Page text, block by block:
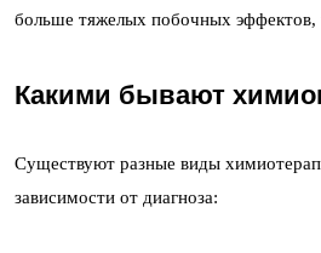
больше тяжелых побочных эффектов,
Какими бывают
Существуют разные виды
зависимости от диагноза: